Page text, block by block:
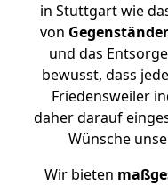
in Stuttgart wie
von
und das
bewusst, dass
Friedensweiler
daher darauf
Wünsche
Wir bieten